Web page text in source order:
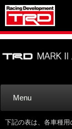
Menu
下記の表は、各車種